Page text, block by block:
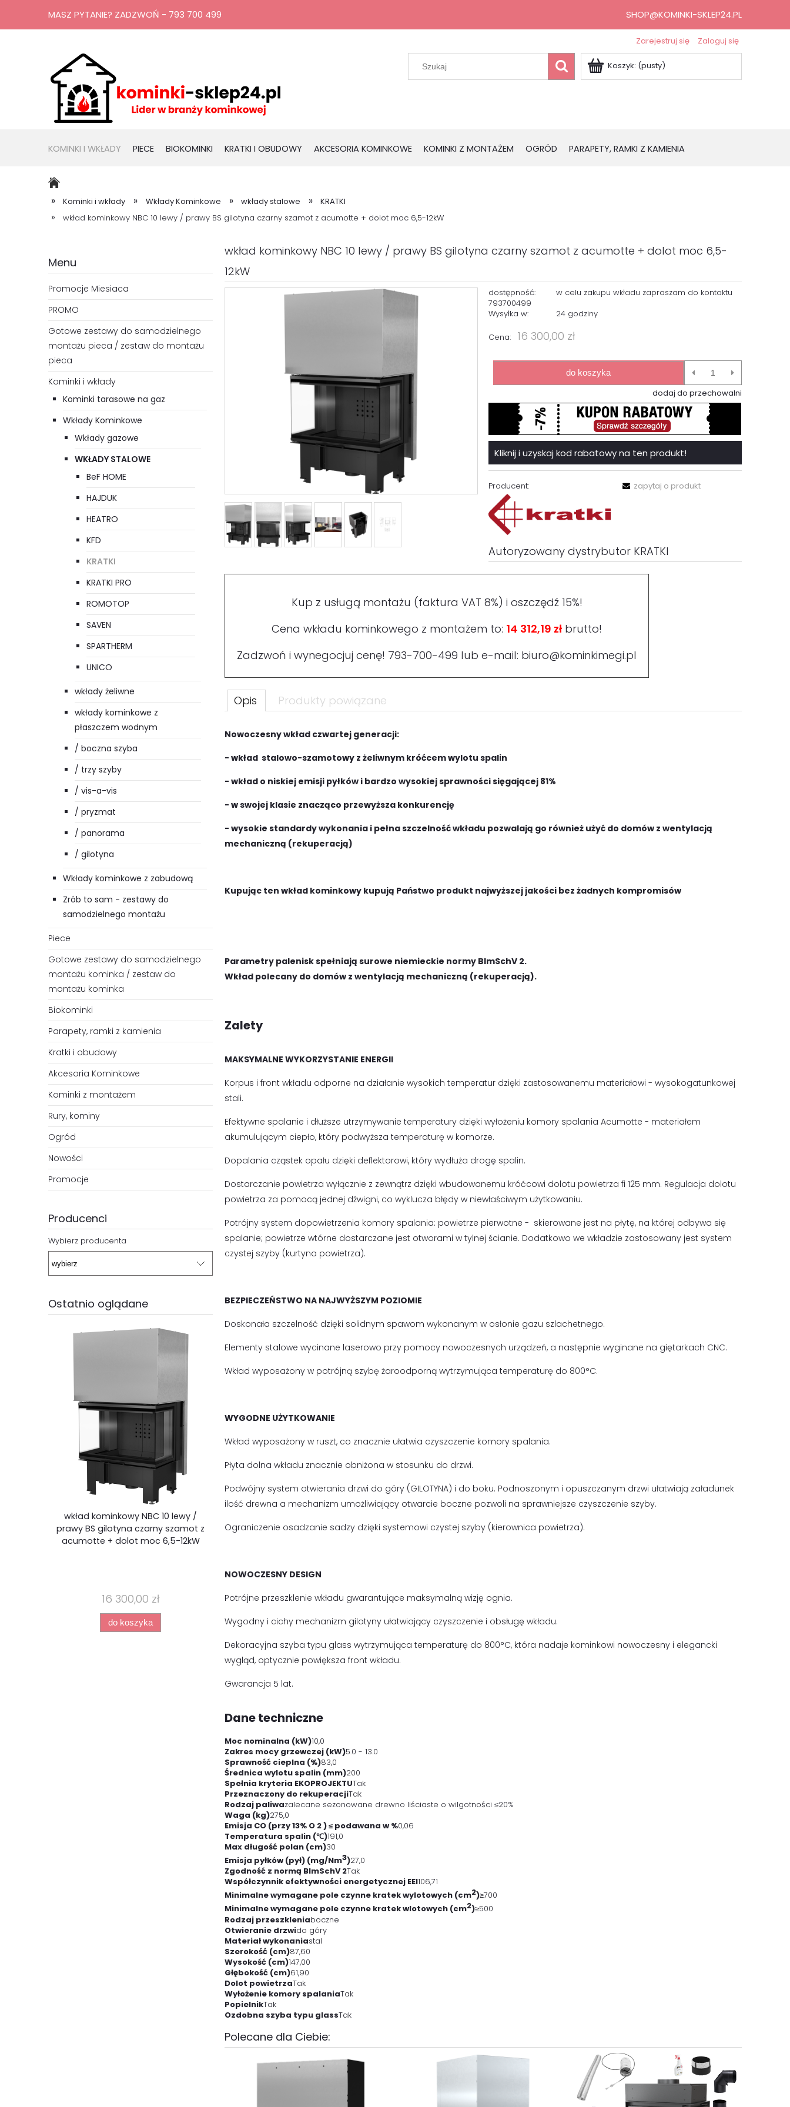
Zarejestruj się Zaloguj się
Koszyk: (pusty)
KOMINKI I WKŁADY PIECE BIOKOMINKI KRATKI I OBUDOWY AKCESORIA KOMINKOWE KOMINKI Z MONTAŻEM OGRÓD PARAPETY, RAMKI Z KAMIENIA
RURY, KOMINY
» Kominki i wkłady » Wkłady Kominkowe » wkłady stalowe » KRATKI
» wkład kominkowy NBC 10 lewy / prawy BS gilotyna czarny szamot z acumotte + dolot moc 6,5-12kW
MASZ PYTANIE? ZADZWOŃ - 793 700 499 SHOP@KOMINKI-SKLEP24.PL
Menu
Promocje Miesiaca
PROMO
Gotowe zestawy do samodzielnego
montażu pieca / zestaw do montażu
pieca
Kominki i wkłady
Kominki tarasowe na gaz
Wkłady Kominkowe
Wkłady gazowe
WKŁADY STALOWE
BeF HOME
HAJDUK
HEATRO
KFD
KRATKI
KRATKI PRO
ROMOTOP
SAVEN
SPARTHERM
UNICO
wkłady żeliwne
wkłady kominkowe z
płaszczem wodnym
/ boczna szyba
/ trzy szyby
/ vis-a-vis
/ pryzmat
/ panorama
/ gilotyna
Wkłady kominkowe z zabudową
Zrób to sam - zestawy do
samodzielnego montażu
Piece
Gotowe zestawy do samodzielnego
montażu kominka / zestaw do
montażu kominka
Biokominki
Parapety, ramki z kamienia
Kratki i obudowy
Akcesoria Kominkowe
Kominki z montażem
Rury, kominy
Ogród
Nowości
Promocje
Producenci
Wybierz producenta
Ostatnio oglądane
wkład kominkowy NBC 10 lewy /
prawy BS gilotyna czarny szamot z
acumotte + dolot moc 6,5-12kW
16 300,00 zł
do koszyka
wkład kominkowy NBC 10 lewy / prawy BS gilotyna czarny szamot z acumotte + dolot moc 6,5-
12kW
dostępność:
w celu zakupu wkładu zapraszam do kontaktu
793700499
Wysyłka w:
24 godziny
Cena: 16 300,00 zł
do koszyka
dodaj do przechowalni
Kliknij i uzyskaj kod rabatowy na ten produkt!
Producent: zapytaj o produkt
Autoryzowany dystrybutor KRATKI
Kup z usługą montażu (faktura VAT 8%) i oszczędź 15%!
Cena wkładu kominkowego z montażem to: 14 312,19 złbrutto!
Zadzwoń i wynegocjuj cenę! 793-700-499 lub e-mail: biuro@kominkimegi.pl
Opis Produkty powiązane
Nowoczesny wkład czwartej generacji:
- wkład stalowo-szamotowy z żeliwnym króćcem wylotu spalin
- wkład o niskiej emisji pyłków i bardzo wysokiej sprawności sięgającej 81%
- w swojej klasie znacząco przewyższa konkurencję
- wysokie standardy wykonania i pełna szczelność wkładu pozwalają go również użyć do domów z wentylacją
mechaniczną (rekuperacją)
Kupując ten wkład kominkowy kupują Państwo produkt najwyższej jakości bez żadnych kompromisów
Parametry palenisk spełniają surowe niemieckie normy BImSchV 2.
Wkład polecany do domów z wentylacją mechaniczną (rekuperacją).
Zalety
MAKSYMALNE WYKORZYSTANIE ENERGII
Korpus i front wkładu odporne na działanie wysokich temperatur dzięki zastosowanemu materiałowi - wysokogatunkowej
stali.
Efektywne spalanie i dłuższe utrzymywanie temperatury dzięki wyłożeniu komory spalania Acumotte - materiałem
akumulującym ciepło, który podwyższa temperaturę w komorze.
Dopalania cząstek opału dzięki deflektorowi, który wydłuża drogę spalin.
Dostarczanie powietrza wyłącznie z zewnątrz dzięki wbudowanemu króćcowi dolotu powietrza fi 125 mm. Regulacja dolotu
powietrza za pomocą jednej dźwigni, co wyklucza błędy w niewłaściwym użytkowaniu.
Potrójny system dopowietrzenia komory spalania: powietrze pierwotne - skierowane jest na płytę, na której odbywa się
spalanie; powietrze wtórne dostarczane jest otworami w tylnej ścianie. Dodatkowo we wkładzie zastosowany jest system
czystej szyby (kurtyna powietrza).
BEZPIECZEŃSTWO NA NAJWYŻSZYM POZIOMIE
Doskonała szczelność dzięki solidnym spawom wykonanym w osłonie gazu szlachetnego.
Elementy stalowe wycinane laserowo przy pomocy nowoczesnych urządzeń, a następnie wyginane na giętarkach CNC.
Wkład wyposażony w potrójną szybę żaroodporną wytrzymująca temperaturę do 800°C.
WYGODNE UŻYTKOWANIE
Wkład wyposażony w ruszt, co znacznie ułatwia czyszczenie komory spalania.
Płyta dolna wkładu znacznie obniżona w stosunku do drzwi.
Podwójny system otwierania drzwi do góry (GILOTYNA) i do boku. Podnoszonym i opuszczanym drzwi ułatwiają załadunek
ilość drewna a mechanizm umożliwiający otwarcie boczne pozwoli na sprawniejsze czyszczenie szyby.
Ograniczenie osadzanie sadzy dzięki systemowi czystej szyby (kierownica powietrza).
NOWOCZESNY DESIGN
Potrójne przeszklenie wkładu gwarantujące maksymalną wizję ognia.
Wygodny i cichy mechanizm gilotyny ułatwiający czyszczenie i obsługę wkładu.
Dekoracyjna szyba typu glass wytrzymująca temperaturę do 800°C, która nadaje kominkowi nowoczesny i elegancki
wygląd, optycznie powiększa front wkładu.
Gwarancja 5 lat.
Dane techniczne
Moc nominalna (kW)10,0
Zakres mocy grzewczej (kW)5.0 - 13.0
Sprawność cieplna (%)83,0
Średnica wylotu spalin (mm)200
Spełnia kryteria EKOPROJEKTUTak
Przeznaczony do rekuperacjiTak
Rodzaj paliwazalecane sezonowane drewno liściaste o wilgotności ≤20%
Waga (kg)275,0
Emisja CO (przy 13% O 2 ) ≤ podawana w %0,06
Temperatura spalin (℃)191,0
Max długość polan (cm)30
Emisja pyłków (pył) (mg/Nm3)27,0
Zgodność z normą BImSchV 2Tak
Współczynnik efektywności energetycznej EEI106,71
Minimalne wymagane pole czynne kratek wylotowych (cm2)≥700
Minimalne wymagane pole czynne kratek wlotowych (cm2)≥500
Rodzaj przeszkleniaboczne
Otwieranie drzwido góry
Materiał wykonaniastal
Szerokość (cm)87,60
Wysokość (cm)147,00
Głębokość (cm)61,90
Dolot powietrzaTak
Wyłożenie komory spalaniaTak
PopielnikTak
Ozdobna szyba typu glassTak
Polecane dla Ciebie: